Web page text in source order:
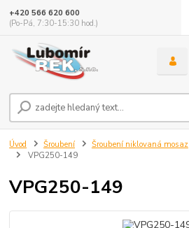
+420 566 620 600
(Po-Pá, 7:30-15:30 hod.)
Úvod Šroubení Šroubení niklovaná mosaz
VPG250-149
VPG250-149